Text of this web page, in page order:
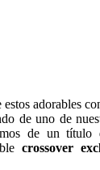
adorables
de uno de
de un título
crossover